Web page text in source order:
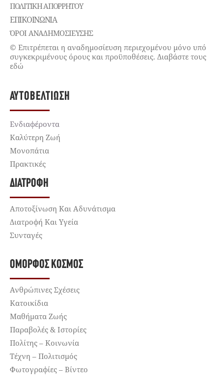
ΠΟΛΙΤΙΚΉ ΑΠΟΡΡΉΤΟΥ
ΕΠΙΚΟΙΝΩΝΊΑ
ΌΡΟΙ ΑΝΑΔΗΜΟΣΙΕΥΣΗΣ
© Επιτρέπεται η αναδημοσίευση περιεχομένου μόνο υπό
συγκεκριμένους όρους και προϋποθέσεις. Διαβάστε τους
εδώ
ΑΥΤΟΒΕΛΤΊΩΣΗ
Ενδιαφέροντα
Καλύτερη Ζωή
Μονοπάτια
Πρακτικές
ΔΙΑΤΡΟΦΉ
Αποτοξίνωση Και Αδυνάτισμα
Διατροφή Και Υγεία
Συνταγές
ΌΜΟΡΦΟΣ ΚΌΣΜΟΣ
Ανθρώπινες Σχέσεις
Κατοικίδια
Μαθήματα Ζωής
Παραβολές & Ιστορίες
Πολίτης – Κοινωνία
Τέχνη – Πολιτισμός
Φωτογραφίες – Βίντεο